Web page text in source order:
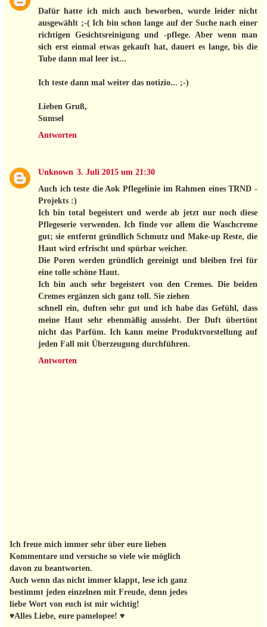
Dafür hatte ich mich auch beworben, wurde leider nicht
ausgewählt ;-( Ich bin schon lange auf der Suche nach einer
richtigen Gesichtsreinigung und -pflege. Aber wenn man
sich erst einmal etwas gekauft hat, dauert es lange, bis die
Tube dann mal leer ist...
Ich teste dann mal weiter das notizio... ;-)
Lieben Gruß,
Sumsel
Antworten
Unknown 3. Juli 2015 um 21:30
Auch ich teste die Aok Pflegelinie im Rahmen eines TRND -
Projekts :)
Ich bin total begeistert und werde ab jetzt nur noch diese
Pflegeserie verwenden. Ich finde vor allem die Waschcreme
gut; sie entfernt gründlich Schmutz und Make-up Reste, die
Haut wird erfrischt und spürbar weicher.
Die Poren werden gründlich gereinigt und bleiben frei für
eine tolle schöne Haut.
Ich bin auch sehr begeistert von den Cremes. Die beiden
Cremes ergänzen sich ganz toll. Sie ziehen
schnell ein, duften sehr gut und ich habe das Gefühl, dass
meine Haut sehr ebenmäßig aussieht. Der Duft übertönt
nicht das Parfüm. Ich kann meine Produktvorstellung auf
jeden Fall mit Überzeugung durchführen.
Antworten
Ich freue mich immer sehr über eure lieben
Kommentare und versuche so viele wie möglich
davon zu beantworten.
Auch wenn das nicht immer klappt, lese ich ganz
bestimmt jeden einzelnen mit Freude, denn jedes
liebe Wort von euch ist mir wichtig!
♥Alles Liebe, eure pamelopee! ♥